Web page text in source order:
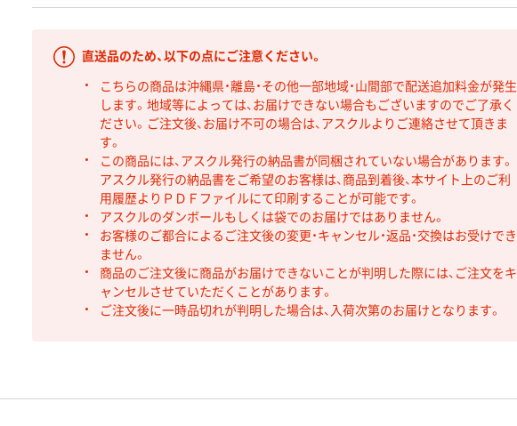
直送品のため、以下の点にご注意ください。
こちらの商品は沖縄県・離島・その他一部地域・山間部で配送追加料金が発生
します。地域等によっては、お届けできない場合もございますのでご了承く
ださい。ご注文後、お届け不可の場合は、アスクルよりご連絡させて頂きま
す。
この商品には、アスクル発行の納品書が同梱されていない場合があります。
アスクル発行の納品書をご希望のお客様は、商品到着後、本サイト上のご利
用履歴よりＰＤＦファイルにて印刷することが可能です。
アスクルのダンボールもしくは袋でのお届けではありません。
お客様のご都合によるご注文後の変更・キャンセル・返品・交換はお受けでき
ません。
商品のご注文後に商品がお届けできないことが判明した際には、ご注文をキ
ャンセルさせていただくことがあります。
ご注文後に一時品切れが判明した場合は、入荷次第のお届けとなります。